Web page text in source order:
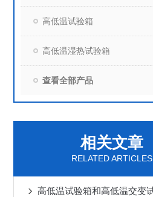
高低温试验箱
高低温湿热试验箱
查看全部产品
相关文章
RELATED ARTICLES